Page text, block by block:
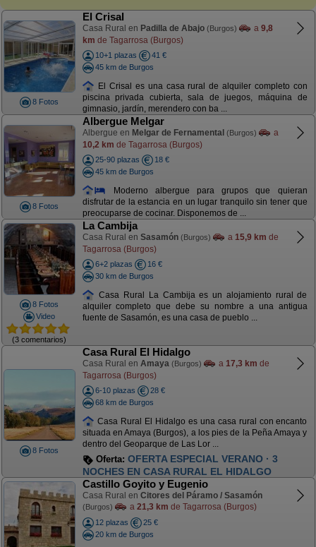
8 Fotos
El Crisal
Casa Rural en Padilla de Abajo (Burgos) a 9,8
km de Tagarrosa (Burgos)
10+1 plazas
41 €
45 km de Burgos
El Crisal es una casa rural de alquiler completo con
piscina privada cubierta, sala de juegos, máquina de
gimnasio, jardín, merendero con ba ...
8 Fotos
Albergue Melgar
Albergue en Melgar de Fernamental (Burgos)
a
10,2 km de Tagarrosa (Burgos)
25-90 plazas
18 €
45 km de Burgos
Moderno albergue para grupos que quieran
disfrutar de la estancia en un lugar tranquilo sin tener que
preocuparse de cocinar. Disponemos de ...
8 Fotos
Video
(3 comentarios)
La Cambija
Casa Rural en Sasamón (Burgos) a 15,9 km de
Tagarrosa (Burgos)
6+2 plazas
16 €
30 km de Burgos
Casa Rural La Cambija es un alojamiento rural de
alquiler completo que debe su nombre a una antigua
fuente de Sasamón, es una casa de pueblo ...
8 Fotos
Casa Rural El Hidalgo
Casa Rural en Amaya (Burgos) a 17,3 km de
Tagarrosa (Burgos)
6-10 plazas
28 €
68 km de Burgos
Casa Rural El Hidalgo es una casa rural con encanto
situada en Amaya (Burgos), a los pies de la Peña Amaya y
dentro del Geoparque de Las Lor ...
Oferta: OFERTA ESPECIAL VERANO · 3
NOCHES EN CASA RURAL EL HIDALGO
Castillo Goyito y Eugenio
Casa Rural en Citores del Páramo / Sasamón
(Burgos) a 21,3 km de Tagarrosa (Burgos)
12 plazas
25 €
20 km de Burgos